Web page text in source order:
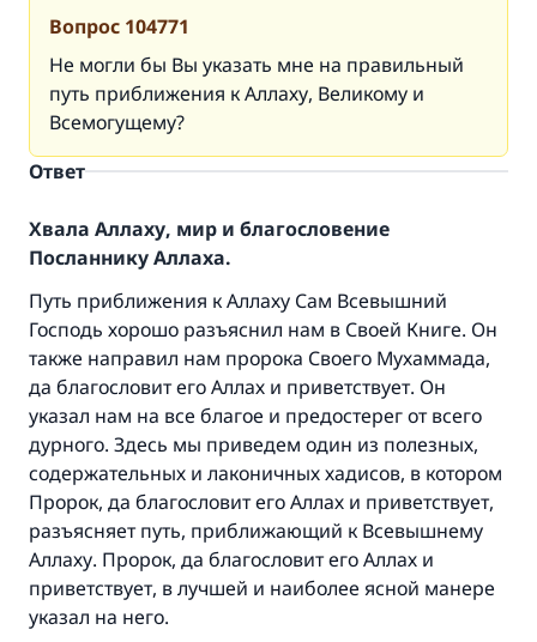
Вопрос 104771
Не могли бы Вы указать мне на правильный
путь приближения к Аллаху, Великому и
Всемогущему?
Ответ
Хвала Аллаху, мир и благословение
Посланнику Аллаха.
Путь приближения к Аллаху Сам Всевышний
Господь хорошо разъяснил нам в Своей Книге. Он
также направил нам пророка Своего Мухаммада,
да благословит его Аллах и приветствует. Он
указал нам на все благое и предостерег от всего
дурного. Здесь мы приведем один из полезных,
содержательных и лаконичных хадисов, в котором
Пророк, да благословит его Аллах и приветствует,
разъясняет путь, приближающий к Всевышнему
Аллаху. Пророк, да благословит его Аллах и
приветствует, в лучшей и наиболее ясной манере
указал на него.